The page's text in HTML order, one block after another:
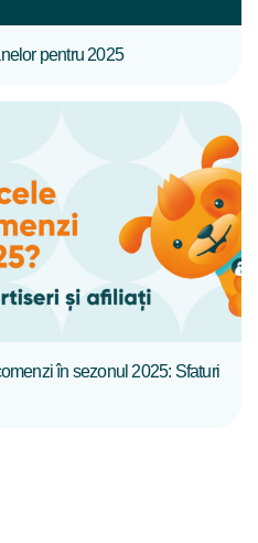
pentru 2025
MAI MULT
în sezonul 2025: Sfaturi